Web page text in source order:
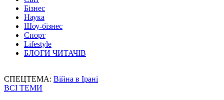
Бізнес
Наука
Шоу-бізнес
Спорт
Lifestyle
БЛОГИ ЧИТАЧІВ
СПЕЦТЕМА: Війна в Ірані
ВСІ ТЕМИ